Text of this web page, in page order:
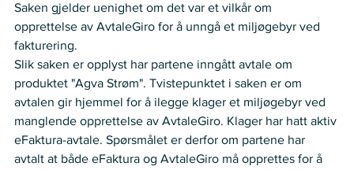
Saken gjelder uenighet om det var et vilkår om
opprettelse av AvtaleGiro for å unngå et miljøgebyr ved
fakturering.
Slik saken er opplyst har partene inngått avtale om
produktet "Agva Strøm". Tvistepunktet i saken er om
avtalen gir hjemmel for å ilegge klager et miljøgebyr ved
manglende opprettelse av AvtaleGiro. Klager har hatt aktiv
eFaktura-avtale. Spørsmålet er derfor om partene har
avtalt at både eFaktura og AvtaleGiro må opprettes for å